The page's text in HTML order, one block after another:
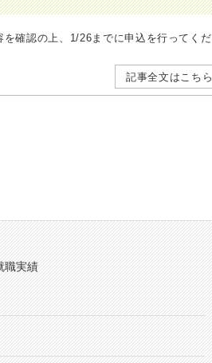
確認の上、1/26までに申込を行ってくだ
記事全文はこちら
職実績